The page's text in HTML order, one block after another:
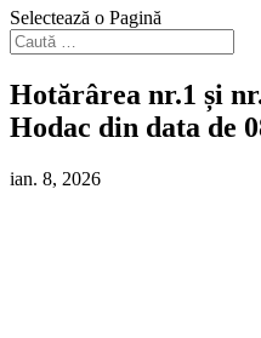
Selectează o Pagină
Hotărârea nr.1 și
Hodac din data de
ian. 8, 2026